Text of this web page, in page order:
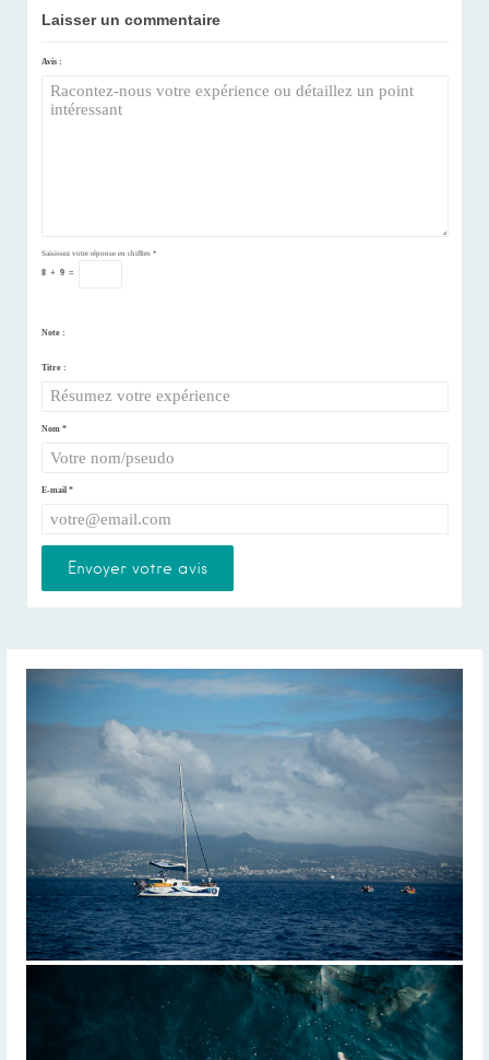
Laisser un commentaire
Avis :
Nom *
E-mail *
Saisissez votre réponse en chiffres*
8 + 9 =
Note :
Titre :